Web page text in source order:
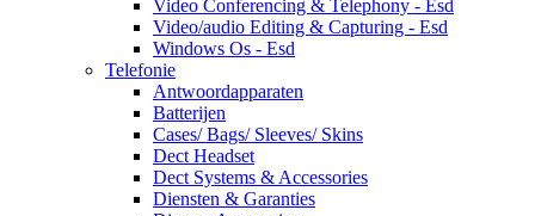
Video Conferencing & Telephony - Esd
Video/audio Editing & Capturing - Esd
Windows Os - Esd
Telefonie
Antwoordapparaten
Batterijen
Cases/ Bags/ Sleeves/ Skins
Dect Headset
Dect Systems & Accessories
Diensten & Garanties